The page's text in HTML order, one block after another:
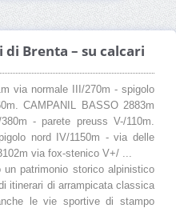
Brenta – su calcari
via normale III/270m - spigolo
CAMPANIL BASSO 2883m
- parete preuss V-/110m.
nord IV/1150m - via delle
via fox-stenico V+/ ...
un patrimonio storico alpinistico
itinerari di arrampicata classica
le vie sportive di stampo